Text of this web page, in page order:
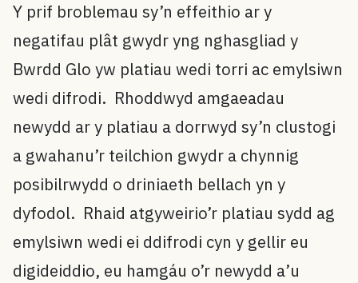
Y prif broblemau sy’n effeithio ar y
negatifau plât gwydr yng nghasgliad y
Bwrdd Glo yw platiau wedi torri ac emylsiwn
wedi difrodi. Rhoddwyd amgaeadau
newydd ar y platiau a dorrwyd sy’n clustogi
a gwahanu’r teilchion gwydr a chynnig
posibilrwydd o driniaeth bellach yn y
dyfodol. Rhaid atgyweirio’r platiau sydd ag
emylsiwn wedi ei ddifrodi cyn y gellir eu
digideiddio, eu hamgáu o’r newydd a’u